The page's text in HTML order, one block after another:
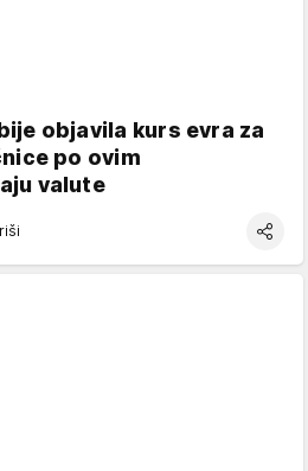
objavila kurs evra za
po ovim
valute